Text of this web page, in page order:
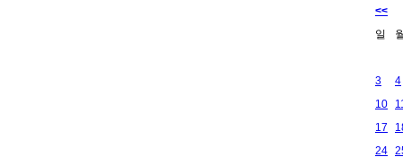
<<
일
3
4
10
17
24